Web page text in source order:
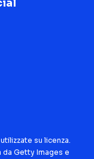
su licenza.
da Getty Images e